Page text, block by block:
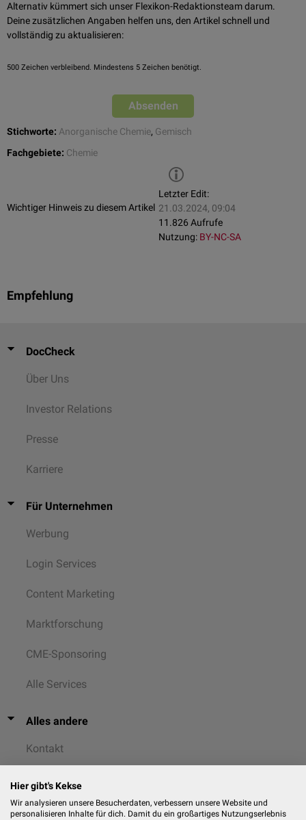
Alternativ kümmert sich unser Flexikon-Redaktionsteam darum.
Deine zusätzlichen Angaben helfen uns, den Artikel schnell und
vollständig zu aktualisieren:
500 Zeichen verbleibend. Mindestens 5 Zeichen benötigt.
Absenden
Stichworte: Anorganische Chemie, Gemisch
Fachgebiete: Chemie
Wichtiger Hinweis zu diesem Artikel
Letzter Edit:
21.03.2024, 09:04
11.826 Aufrufe
Nutzung: BY-NC-SA
Empfehlung
DocCheck
Über Uns
Investor Relations
Presse
Karriere
Für Unternehmen
Werbung
Login Services
Content Marketing
Marktforschung
CME-Sponsoring
Alle Services
Alles andere
Kontakt
AGB
Datenschutz
Hier gibt's Kekse
Wir analysieren unsere Besucherdaten, verbessern unsere Website und
personalisieren Inhalte für dich. Damit du ein großartiges Nutzungserlebnis